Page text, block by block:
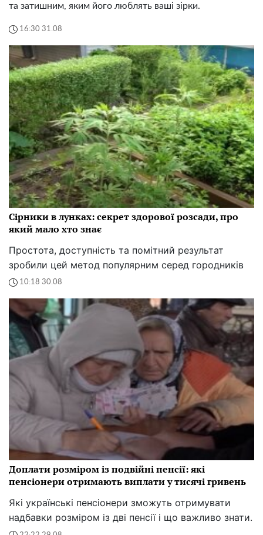
та затишним, яким його люблять ваші зірки.
16:30 31.08
Сірники в лунках: секрет здорової розсади, про
який мало хто знає
Простота, доступність та помітний результат
зробили цей метод популярним серед городників
10:18 30.08
Доплати розміром із подвійні пенсії: які
пенсіонери отримають виплати у тисячі гривень
Які українські пенсіонери зможуть отримувати
надбавки розміром із дві пенсії і що важливо знати.